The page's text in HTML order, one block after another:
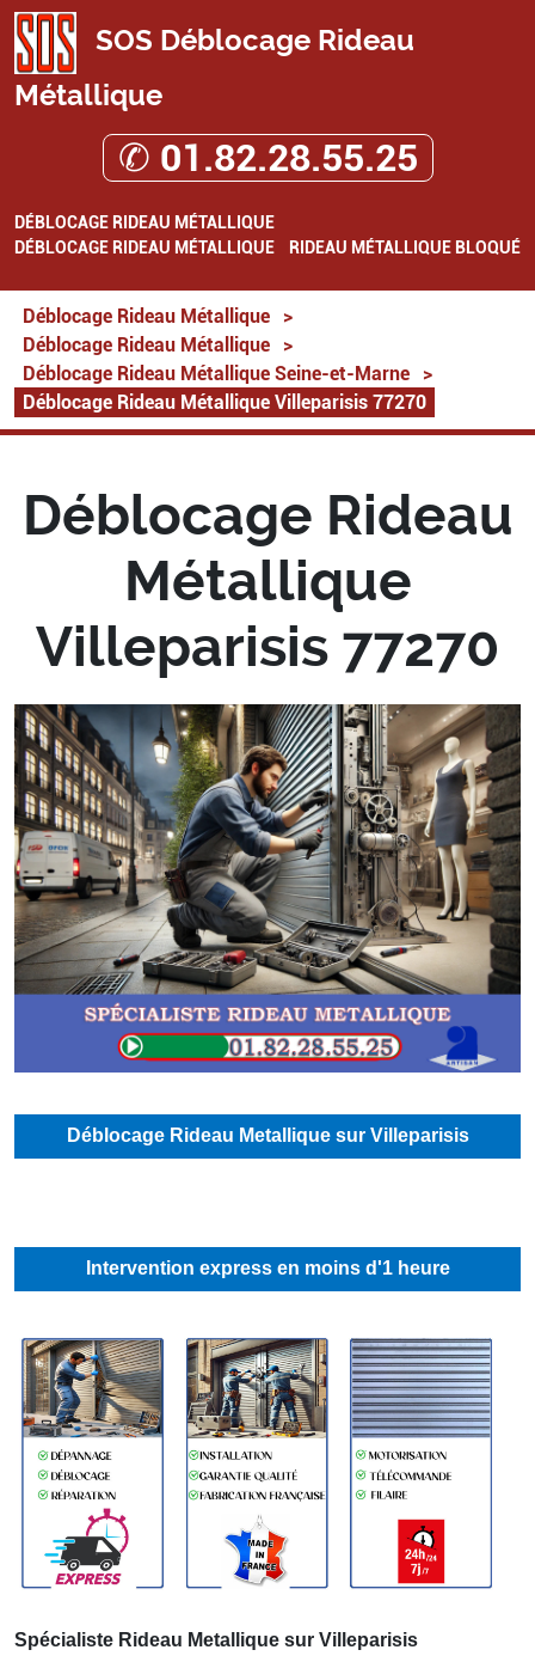
SOS Déblocage Rideau
Métallique
✆ 01.82.28.55.25
DÉBLOCAGE RIDEAU MÉTALLIQUE
DÉBLOCAGE RIDEAU MÉTALLIQUE
RIDEAU MÉTALLIQUE BLOQUÉ
Déblocage Rideau Métallique
>
Déblocage Rideau Métallique
>
Déblocage Rideau Métallique Seine-et-Marne
>
Déblocage Rideau Métallique Villeparisis 77270
Déblocage Rideau
Métallique
Villeparisis 77270
Déblocage Rideau Metallique sur Villeparisis
Intervention express en moins d'1 heure
Spécialiste Rideau Metallique sur Villeparisis